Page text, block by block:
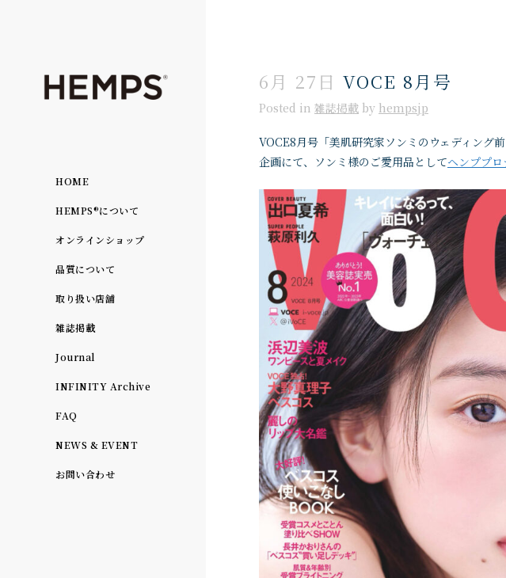
HOME
HEMPS®について
オンラインショップ
品質について
取り扱い店舗
雑誌掲載
Journal
INFINITY Archive
FAQ
NEWS & EVENT
お問い合わせ
6月 27日 VOCE 8月号
Posted in 雑誌掲載 by hempsjp
VOCE8月号「美肌研究家ソンミのウェディング前
企画にて、ソンミ様のご愛用品としてヘンププロ